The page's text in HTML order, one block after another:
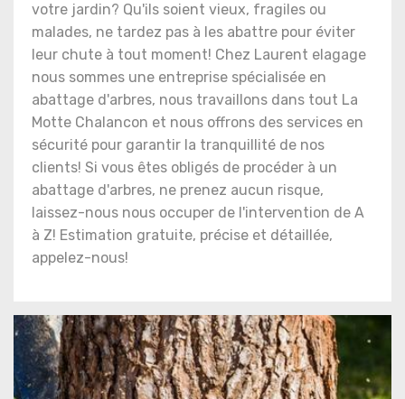
votre jardin? Qu'ils soient vieux, fragiles ou
malades, ne tardez pas à les abattre pour éviter
leur chute à tout moment! Chez Laurent elagage
nous sommes une entreprise spécialisée en
abattage d'arbres, nous travaillons dans tout La
Motte Chalancon et nous offrons des services en
sécurité pour garantir la tranquillité de nos
clients! Si vous êtes obligés de procéder à un
abattage d'arbres, ne prenez aucun risque,
laissez-nous nous occuper de l'intervention de A
à Z! Estimation gratuite, précise et détaillée,
appelez-nous!